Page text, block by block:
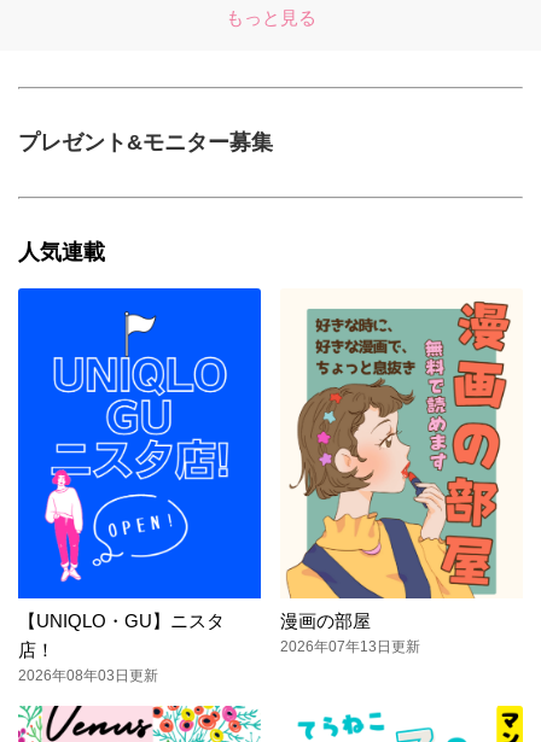
もっと見る
プレゼント&モニター募集
人気連載
【UNIQLO・GU】ニスタ
店！
2026年08年03日更新
漫画の部屋
2026年07年13日更新